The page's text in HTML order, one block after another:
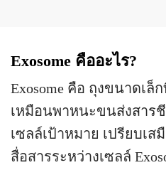
Exosome คืออะไร?
Exosome คือ ถุงขนาดเล็
เหมือนพาหนะขนส่งสารชี
เซลล์เป้าหมาย เปรียบเส
สื่อสารระหว่างเซลล์